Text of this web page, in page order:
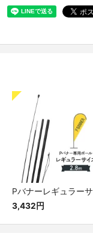
3,432円